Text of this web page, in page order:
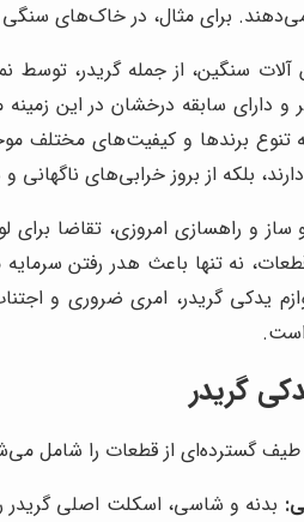
می‌دهند. برای مثال، در خاک‌های
آلات سنگین، از جمله گریدر،
و دارای سابقه درخشان در این زمینه
تنوع برندها و کیفیت‌های مختلف
بلکه از بروز خرابی‌های
و راهسازی امروزی، تقاضا برای
نه تنها باعث هدر رفتن
یدکی گریدر، امری ضروری و
است.
گریدر
طیف گسترده‌ای از قطعات را شامل
بدنه و شاسی، اسکلت اصلی گریدر